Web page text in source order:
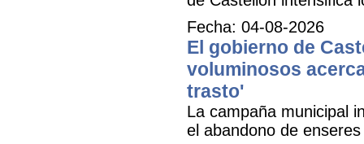
Fecha: 04-08-2026
El gobierno de
voluminosos
trasto'
La campaña municipal
el abandono de